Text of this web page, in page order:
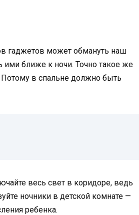
гаджетов может обмануть наш
ими ближе к ночи. Точно такое же
Потому в спальне должно быть
весь свет в коридоре, ведь
ночники в детской комнате —
ребенка.